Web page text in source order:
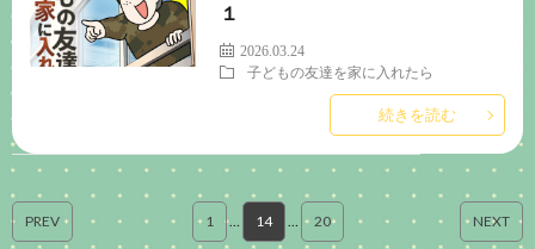
１
2026.03.24
子どもの友達を家に入れたら
続きを読む
PREV 1 … 14 … 20 NEXT